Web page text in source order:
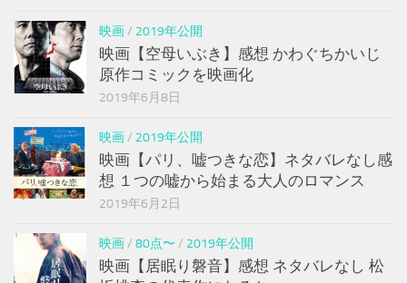
映画/ 2019年公開
映画【空母いぶき】感想 かわぐちかいじ
原作コミックを映画化
2019年6月8日
映画/ 2019年公開
映画【パリ、嘘つきな恋】ネタバレなし感
想 １つの嘘から始まる大人のロマンス
2019年6月2日
映画/ 80点〜 / 2019年公開
映画【居眠り磐音】感想 ネタバレなし 松